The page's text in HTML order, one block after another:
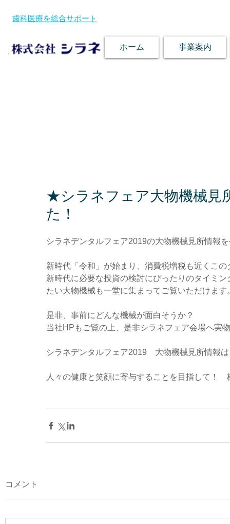
歯科医療を総合サポート
ホーム 事業案内
★シラネフェア大物機械見
た！
シラネデンタルフェア2019の大物機械見所情報
新時代「令和」が始まり、消費税増税も近くこの
新時代に必要な投資の検討にぴったりのタイミ
たい大物機械も一堂に集まってご覧いただけます
是非、事前にどんな機械が面白そうか？
当社HPもご覧の上、是非シラネフェア会場へ実
シラネデンタルフェア2019　大物機械見所情報は
人々の健康と笑顔に寄与することを目指して！
コメント